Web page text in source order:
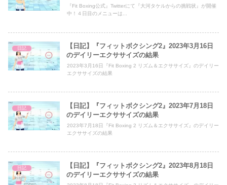
『Fit Boxing公式』Twitterにて『大河タケルからの挑戦状』が開催
中！４日目のメニューは...
日記
【日記】『フィットボクシング2』2023年3月16日
のデイリーエクササイズの結果
2023年3月16日『Fit Boxing 2 リズム＆エクササイズ』のデイリー
エクササイズの結果
日記
【日記】『フィットボクシング2』2023年7月18日
のデイリーエクササイズの結果
2023年7月18日『Fit Boxing 2 リズム＆エクササイズ』のデイリー
エクササイズの結果
日記
【日記】『フィットボクシング2』2023年8月18日
のデイリーエクササイズの結果